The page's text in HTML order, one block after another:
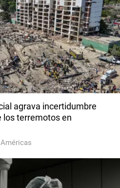
agrava incertidumbre
los terremotos en